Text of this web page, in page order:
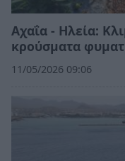
Αχαΐα - Ηλεία:
κρούσματα
11/05/2026 09:06